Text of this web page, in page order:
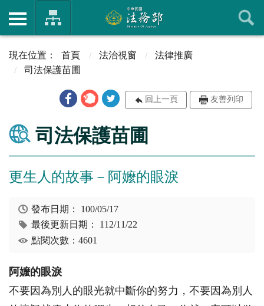
首頁 法治視窗
法律推廣
司法保護苗圃
回上一頁 友善列印
司法保護苗圃
更生人的故事－阿嬤的眼淚
發布日期： 100/05/17
最後更新日期： 112/11/22
點閱次數：4601
阿嬤的眼淚
不要因為別人的眼光就中斷你的努力，不要因為別人